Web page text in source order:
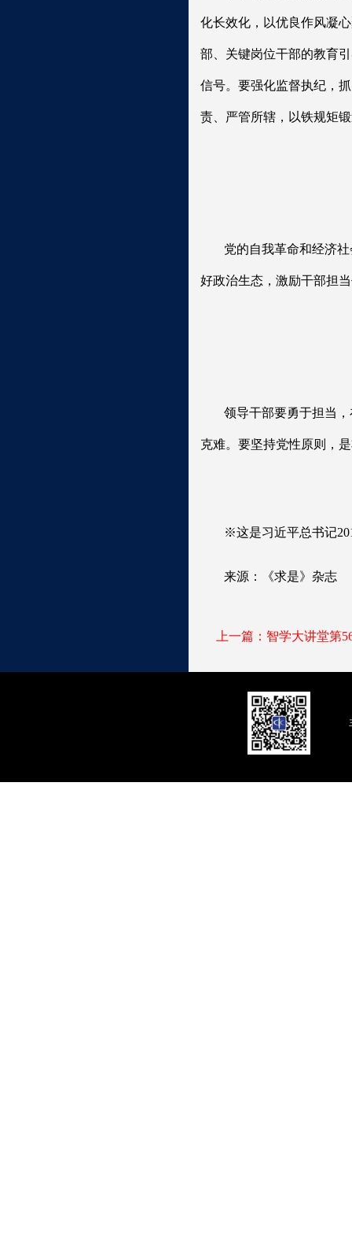
化长效化，以优良作风凝
部、关键岗位干部的教育
信号。要强化监督执纪，
责、严管所辖，以铁规矩
党的自我革命和经济
好政治生态，激励干部担
领导干部要勇于担当
克难。要坚持党性原则，
※这是习近平总书记
来源：《求是》杂志